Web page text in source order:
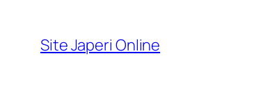
Site Japeri Online